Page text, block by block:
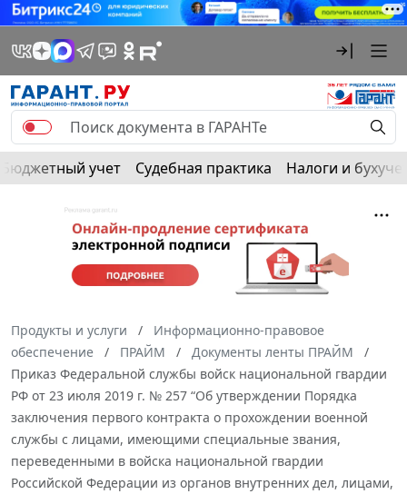
Бюджетный учет Судебная практика Налоги и
Продукты и услуги
Информационно-правовое
обеспечение
ПРАЙМ
Документы ленты ПРАЙМ
Приказ Федеральной службы войск национальной гвардии
РФ от 23 июля 2019 г. № 257 “Об утверждении Порядка
заключения первого контракта о прохождении военной
службы с лицами, имеющими специальные звания,
переведенными в войска национальной гвардии
Российской Федерации из органов внутренних дел, лицами,